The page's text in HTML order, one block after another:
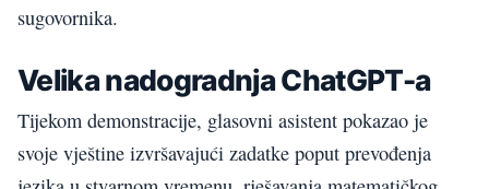
sugovornika.
Velika nadogradnja ChatGPT-a
Tijekom demonstracije, glasovni asistent pokazao je
svoje vještine izvršavajući zadatke poput prevođenja